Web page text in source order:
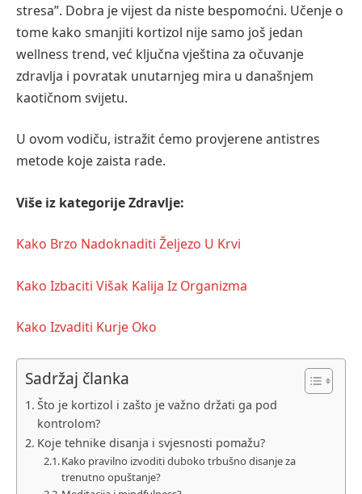
stresa”. Dobra je vijest da niste bespomoćni. Učenje o
tome kako smanjiti kortizol nije samo još jedan
wellness trend, već ključna vještina za očuvanje
zdravlja i povratak unutarnjeg mira u današnjem
kaotičnom svijetu.
U ovom vodiču, istražit ćemo provjerene antistres
metode koje zaista rade.
Više iz kategorije Zdravlje:
Kako Brzo Nadoknaditi Željezo U Krvi
Kako Izbaciti Višak Kalija Iz Organizma
Kako Izvaditi Kurje Oko
Sadržaj članka
Što je kortizol i zašto je važno držati ga pod
kontrolom?
Koje tehnike disanja i svjesnosti pomažu?
Kako pravilno izvoditi duboko trbušno disanje za
trenutno opuštanje?